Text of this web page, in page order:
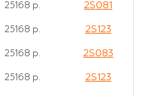
25168 р. 2S081
25168 р. 2S123
25168 р. 2S083
25168 р. 2S123